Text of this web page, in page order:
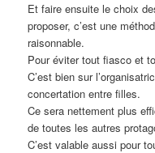
Et faire ensuite le choix
proposer, c’est une
raisonnable.
Pour éviter tout fiasco et
C’est bien sur
concertation entre filles.
Ce sera nettement plus
de toutes les autres
C’est valable aussi pour